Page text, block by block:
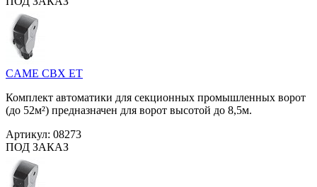
CAME CBX ET
Комплект автоматики для секционных промышленных ворот
(до 52м²) предназначен для ворот высотой до 8,5м.
Артикул: 08273
ПОД ЗАКАЗ